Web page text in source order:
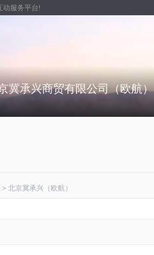
动服务平台!
冀承兴商贸有限公司（欧航）
> 北京冀承兴（欧航）